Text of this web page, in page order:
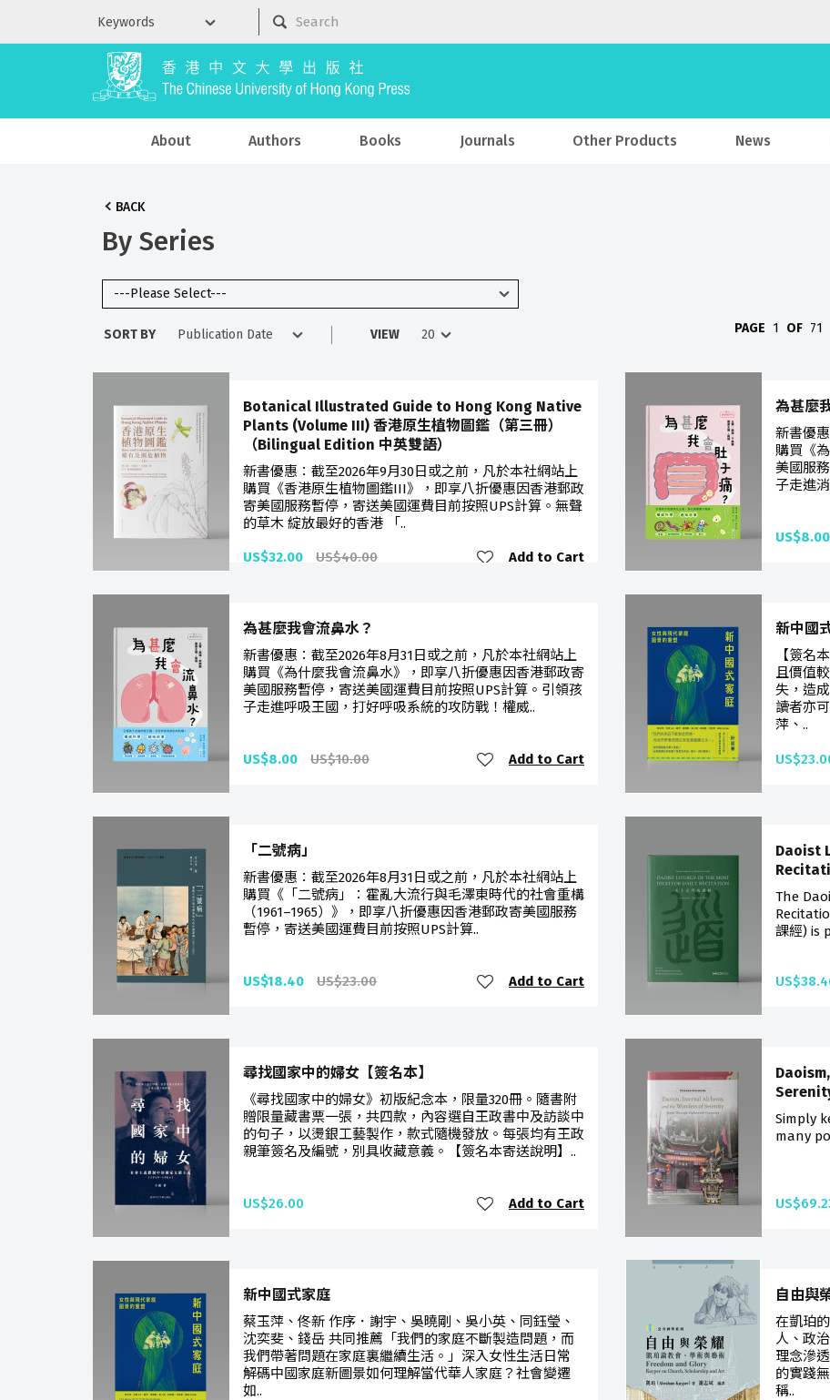
About Authors Books Journals Other Products News
BACK
By Series
SORT BY VIEW PAGE 1 OF 71
Botanical Illustrated Guide to Hong Kong Native
Plants (Volume III) 香港原生植物圖鑑（第三冊）
（Bilingual Edition 中英雙語）
新書優惠：截至2026年9月30日或之前，凡於本社網站上
購買《香港原生植物圖鑑III》，即享八折優惠因香港郵政
寄美國服務暫停，寄送美國運費目前按照UPS計算。無聲
的草木 綻放最好的香港 「..
US$32.00 US$40.00 Add to Cart
為甚麼
新書優
購買《
美國服
子走進
US$8.00
為甚麼我會流鼻水？
新書優惠：截至2026年8月31日或之前，凡於本社網站上
購買《為什麼我會流鼻水》，即享八折優惠因香港郵政寄
美國服務暫停，寄送美國運費目前按照UPS計算。引領孩
子走進呼吸王國，打好呼吸系統的攻防戰！權威..
US$8.00 US$10.00 Add to Cart
新中國
【簽名
且價值
失，造
讀者亦
萍、..
「二號病」
新書優惠：截至2026年8月31日或之前，凡於本社網站上
購買《「二號病」：霍亂大流行與毛澤東時代的社會重構
（1961–1965）》，即享八折優惠因香港郵政寄美國服務
暫停，寄送美國運費目前按照UPS計算..
US$18.40 US$23.00 Add to Cart
Daoist
The
課經) is
尋找國家中的婦女【簽名本】
《尋找國家中的婦女》初版紀念本，限量320冊。隨書附
贈限量藏書票一張，共四款，內容選自王政書中及訪談中
的句子，以燙銀工藝製作，款式隨機發放。每張均有王政
親筆簽名及編號，別具收藏意義。【簽名本寄送說明】..
US$26.00 Add to Cart
Simply
many
新中國式家庭
蔡玉萍、佟新 作序．謝宇、吳曉剛、吳小英、同鈺瑩、
沈奕斐、錢岳 共同推薦「我們的家庭不斷製造問題，而
我們帶著問題在家庭裏繼續生活。」深入女性生活日常
解碼中國家庭新圖景如何理解當代華人家庭？社會變遷
如..
自由與
在凱珀
人、政
理念滲
的實踐
稱..